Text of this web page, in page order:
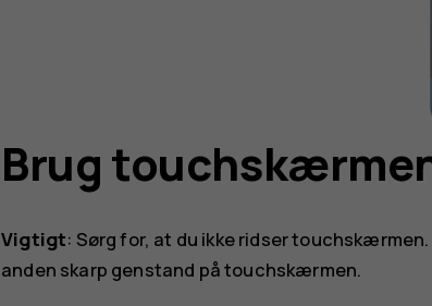
Brug
Vigtigt: Sørg for, at du ikke ridser
anden skarp genstand på touchskærmen.